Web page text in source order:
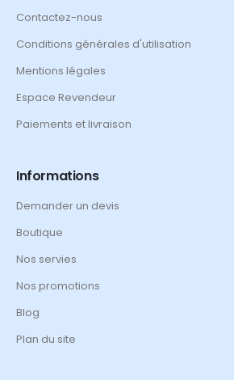
Contactez-nous
Conditions générales d'utilisation
Mentions légales
Espace Revendeur
Paiements et livraison
Informations
Demander un devis
Boutique
Nos servies
Nos promotions
Blog
Plan du site